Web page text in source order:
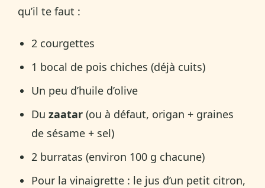
qu’il te faut :
2 courgettes
1 bocal de pois chiches (déjà cuits)
Un peu d’huile d’olive
Duzaatar (ou à défaut, origan + graines
de sésame + sel)
2 burratas (environ 100 g chacune)
Pour la vinaigrette : le jus d’un petit citron,